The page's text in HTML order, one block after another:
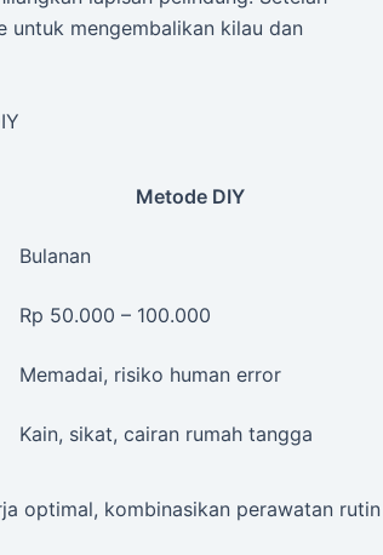
untuk mengembalikan kilau dan
Metode DIY
Bulanan
Rp 50.000 – 100.000
Memadai, risiko human error
Kain, sikat, cairan rumah tangga
optimal, kombinasikan perawatan rutin